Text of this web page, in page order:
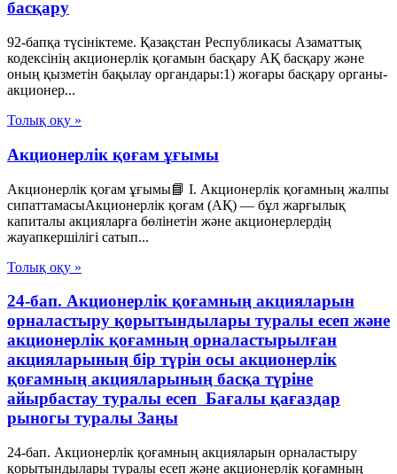
басқару
92-бапқа түсініктеме. Қазақстан Республикасы Азаматтық
кодексінің акционерлік қоғамын басқару АҚ басқару және
оның қызметін бақылау органдары:1) жоғары басқару органы-
акционер...
Толық оқу »
Акционерлік қоғам ұғымы
Акционерлік қоғам ұғымы📘 I. Акционерлік қоғамның жалпы
сипаттамасыАкционерлік қоғам (АҚ) — бұл жарғылық
капиталы акцияларға бөлінетін және акционерлердің
жауапкершілігі сатып...
Толық оқу »
24-бап. Акционерлік қоғамның акцияларын
орналастыру қорытындылары туралы есеп және
акционерлік қоғамның орналастырылған
акцияларының бір түрін осы акционерлік
қоғамның акцияларының басқа түріне
айырбастау туралы есеп Бағалы қағаздар
рыногы туралы Заңы
24-бап. Акционерлік қоғамның акцияларын орналастыру
қорытындылары туралы есеп және акционерлік қоғамның